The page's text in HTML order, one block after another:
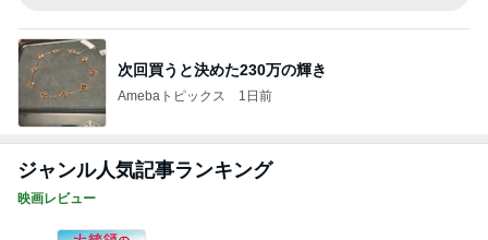
次回買うと決めた230万の輝き
Amebaトピックス 1日前
ジャンル人気記事ランキング
映画レビュー